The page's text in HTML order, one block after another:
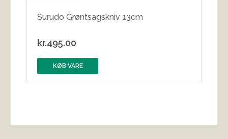
Surudo Grøntsagskniv 13cm
kr.495.00
KØB VARE